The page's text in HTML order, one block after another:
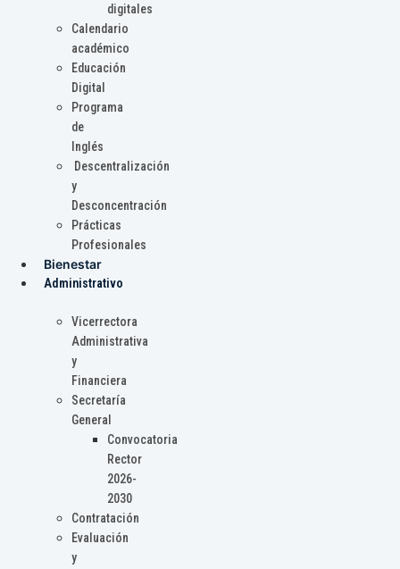
digitales
Calendario
académico
Educación
Digital
Programa
de
Inglés
Descentralización
y
Desconcentración
Prácticas
Profesionales
Bienestar
Administrativo
Vicerrectora
Administrativa
y
Financiera
Secretaría
General
Convocatoria
Rector
2026-
2030
Contratación
Evaluación
y